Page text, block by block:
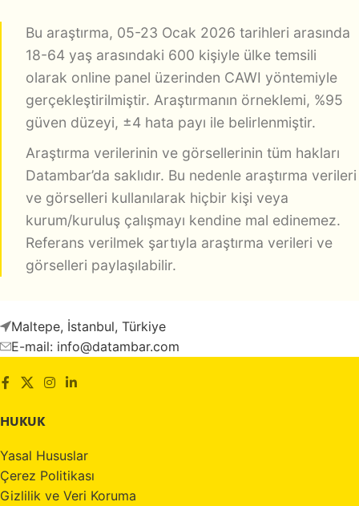
Bu araştırma, 05-23 Ocak 2026 tarihleri arasında
18-64 yaş arasındaki 600 kişiyle ülke temsili
olarak online panel üzerinden CAWI yöntemiyle
gerçekleştirilmiştir. Araştırmanın örneklemi, %95
güven düzeyi, ±4 hata payı ile belirlenmiştir.
Araştırma verilerinin ve görsellerinin tüm hakları
Datambar’da saklıdır. Bu nedenle araştırma verileri
ve görselleri kullanılarak hiçbir kişi veya
kurum/kuruluş çalışmayı kendine mal edinemez.
Referans verilmek şartıyla araştırma verileri ve
görselleri paylaşılabilir.
Maltepe, İstanbul, Türkiye
E-mail: info@datambar.com
HUKUK
Yasal Hususlar
Çerez Politikası
Gizlilik ve Veri Koruma